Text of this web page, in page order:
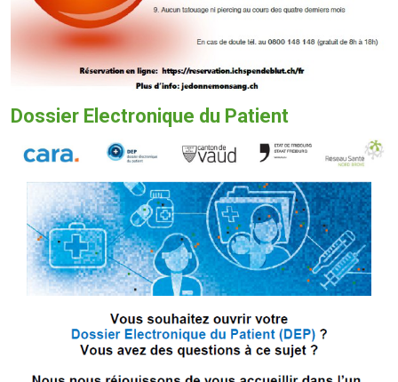
Dossier Electronique du Patient